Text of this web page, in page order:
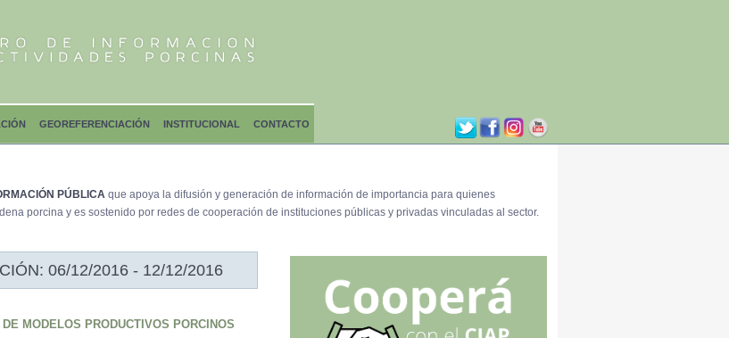
GEOREFERENCIACIÓN INSTITUCIONAL CONTACTO
PÚBLICAque apoya la difusión y generación de información de importancia para quienes
porcina y es sostenido por redes de cooperación de instituciones públicas y privadas vinculadas al sector.
06/12/2016 - 12/12/2016
MODELOS PRODUCTIVOS PORCINOS